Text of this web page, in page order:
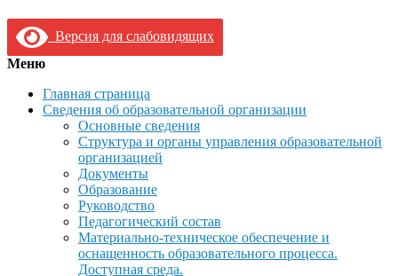
Версия для слабовидящих
Меню
Главная страница
Сведения об образовательной организации
Основные сведения
Структура и органы управления образовательной
организацией
Документы
Образование
Руководство
Педагогический состав
Материально-техническое обеспечение и
оснащенность образовательного процесса.
Доступная среда.